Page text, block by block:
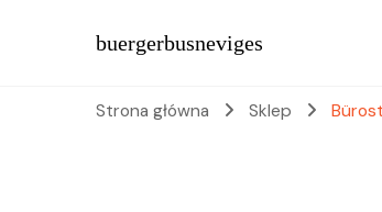
buergerbusneviges
Strona główna Sklep